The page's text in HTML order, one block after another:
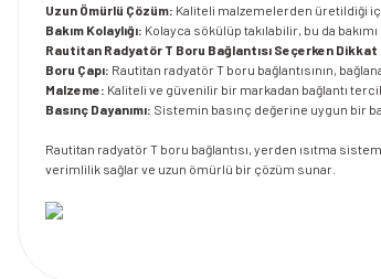
Uzun Ömürlü Çözüm: Kaliteli malzemelerden üretildiği
Bakım Kolaylığı: Kolayca sökülüp takılabilir, bu da bakımı
Rautitan Radyatör T Boru Bağlantısı Seçerken Dikkat
Boru Çapı: Rautitan radyatör T boru bağlantısının,
Malzeme: Kaliteli ve güvenilir bir markadan bağlantı
Basınç Dayanımı: Sistemin basınç değerine uygun bir
Rautitan radyatör T boru bağlantısı, yerden ısıtma
verimlilik sağlar ve uzun ömürlü bir çözüm sunar.